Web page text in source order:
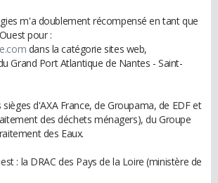
m'a doublement récompensé en tant que
pour :
dans la catégorie sites web,
Grand Port Atlantique de Nantes - Saint-
d'AXA France, de Groupama, de EDF et
des déchets ménagers), du Groupe
des Eaux.
: la DRAC des Pays de la Loire (ministère de